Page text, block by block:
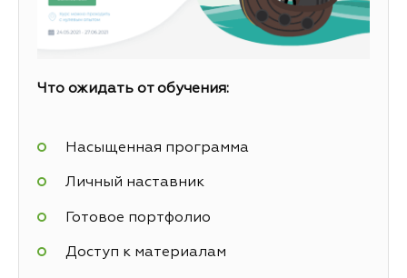
Что ожидать от обучения:
Насыщенная программа
Личный наставник
Готовое портфолио
Доступ к материалам